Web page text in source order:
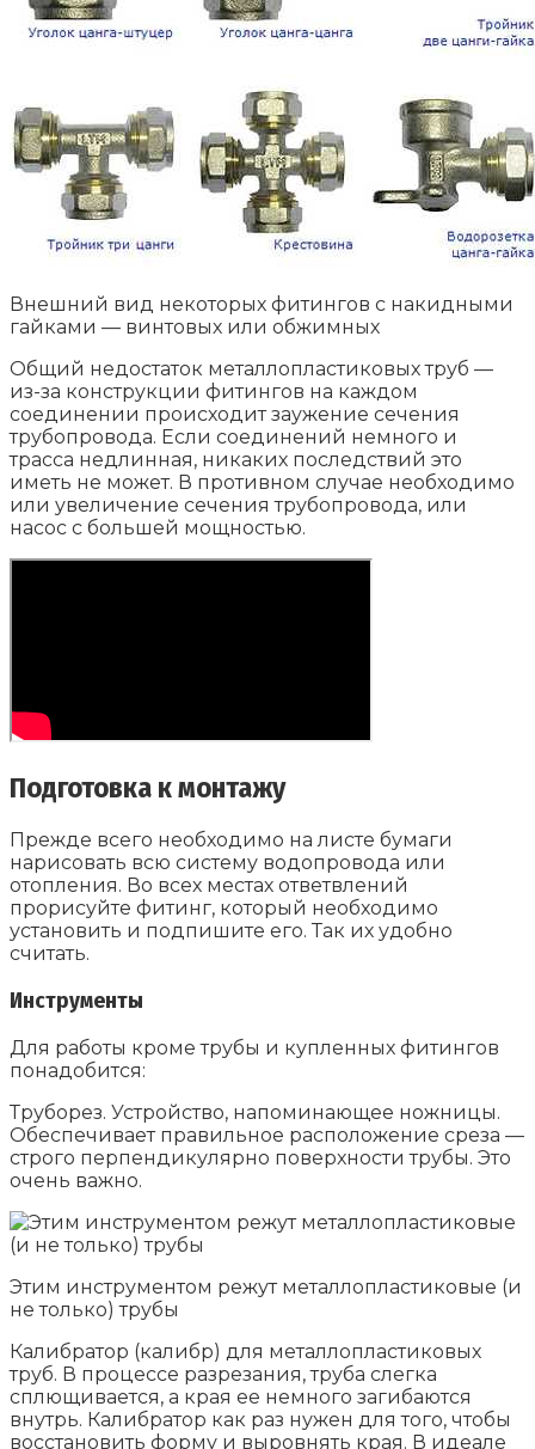
Внешний вид некоторых фитингов с накидными
гайками — винтовых или обжимных
Общий недостаток металлопластиковых труб —
из-за конструкции фитингов на каждом
соединении происходит заужение сечения
трубопровода. Если соединений немного и
трасса недлинная, никаких последствий это
иметь не может. В противном случае необходимо
или увеличение сечения трубопровода, или
насос с большей мощностью.
Подготовка к монтажу
Прежде всего необходимо на листе бумаги
нарисовать всю систему водопровода или
отопления. Во всех местах ответвлений
прорисуйте фитинг, который необходимо
установить и подпишите его. Так их удобно
считать.
Инструменты
Для работы кроме трубы и купленных фитингов
понадобится:
Труборез. Устройство, напоминающее ножницы.
Обеспечивает правильное расположение среза —
строго перпендикулярно поверхности трубы. Это
очень важно.
Этим инструментом режут металлопластиковые (и
не только) трубы
Калибратор (калибр) для металлопластиковых
труб. В процессе разрезания, труба слегка
сплющивается, а края ее немного загибаются
внутрь. Калибратор как раз нужен для того, чтобы
восстановить форму и выровнять края. В идеале